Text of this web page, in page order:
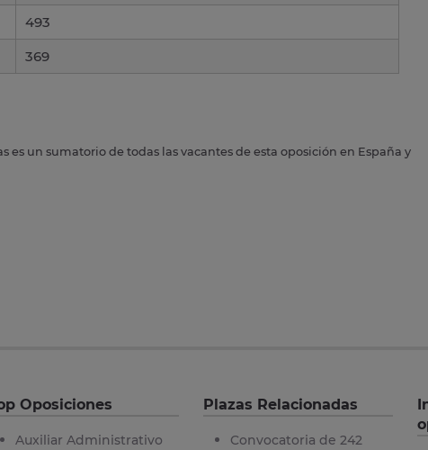
493
369
un sumatorio de todas las vacantes de esta oposición en España y
Oposiciones
Auxiliar Administrativo
Plazas Relacionadas
Convocatoria de 242